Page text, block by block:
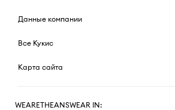
Данные компании
Все Кукис
Карта сайта
WEARETHEANSWEAR IN: